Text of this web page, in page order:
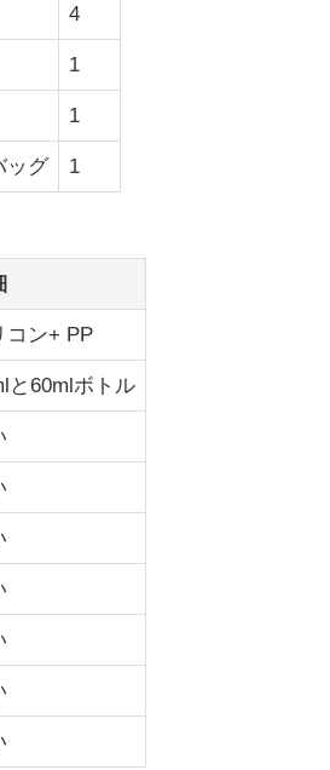
みウォーターボトル
むカップ
品
ロダクト
4
1
1
ッグ 1
コン+ PP
と60mlボトル